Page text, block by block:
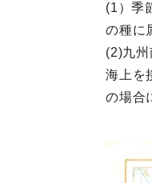
(1）季
の種に
(2)九
海上を
の場合